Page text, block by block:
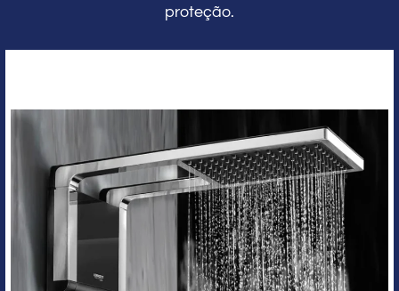
proteção.